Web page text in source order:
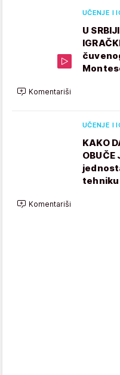
UČENJE I
U
Komentariši
UČENJE I
KAKO
Komentariši